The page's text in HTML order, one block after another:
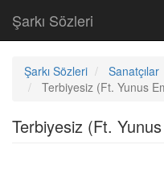
Şarkı Sözleri
Şarkı Sözleri Sanatçılar
Terbiyesiz (Ft. Yunus
Terbiyesiz (Ft.